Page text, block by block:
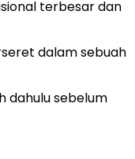
terbesar dan
dalam sebuah
dahulu sebelum